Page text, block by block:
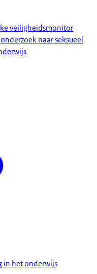
veiligheidsmonitor
naar seksueel
in het onderwijs